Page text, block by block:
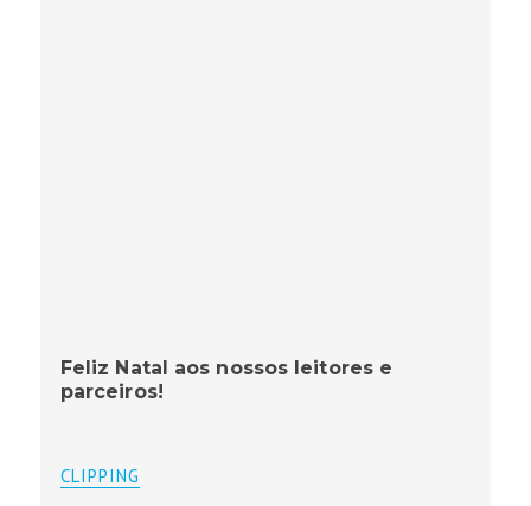
Feliz Natal aos nossos leitores e
parceiros!
CLIPPING